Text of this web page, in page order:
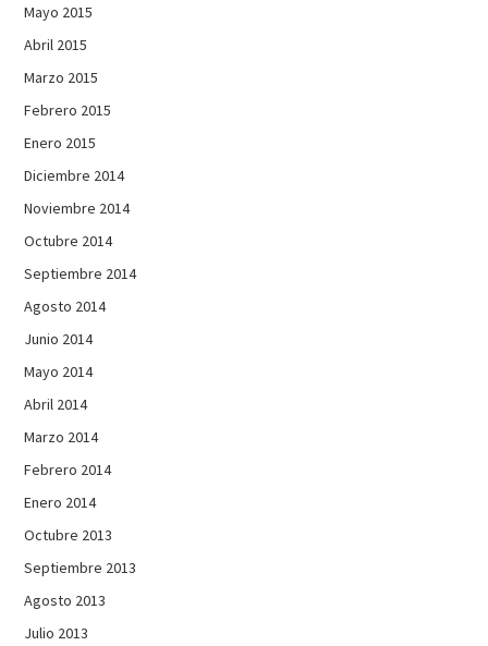
Mayo 2015
Abril 2015
Marzo 2015
Febrero 2015
Enero 2015
Diciembre 2014
Noviembre 2014
Octubre 2014
Septiembre 2014
Agosto 2014
Junio 2014
Mayo 2014
Abril 2014
Marzo 2014
Febrero 2014
Enero 2014
Octubre 2013
Septiembre 2013
Agosto 2013
Julio 2013